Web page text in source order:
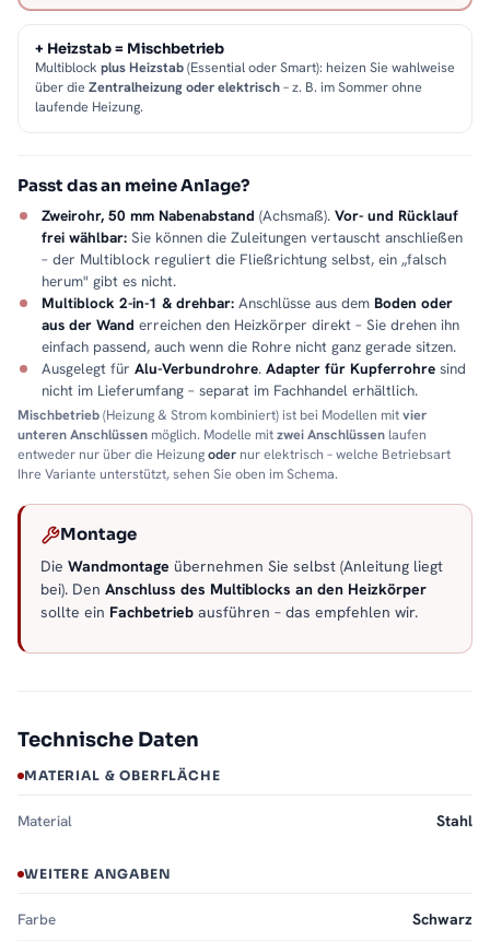
+ Heizstab = Mischbetrieb
Multiblock plus Heizstab(Essential oder Smart): heizen Sie wahlweise
über die Zentralheizung oder elektrisch– z. B. im Sommer ohne
laufende Heizung.
Passt das an meine Anlage?
Zweirohr, 50 mm Nabenabstand (Achsmaß). Vor- und Rücklauf
frei wählbar: Sie können die Zuleitungen vertauscht anschließen
– der Multiblock reguliert die Fließrichtung selbst, ein „falsch
herum" gibt es nicht.
Multiblock 2-in-1 & drehbar: Anschlüsse aus dem Boden oder
aus der Wand erreichen den Heizkörper direkt – Sie drehen ihn
einfach passend, auch wenn die Rohre nicht ganz gerade sitzen.
Ausgelegt für Alu-Verbundrohre. Adapter für Kupferrohre sind
nicht im Lieferumfang – separat im Fachhandel erhältlich.
Mischbetrieb(Heizung & Strom kombiniert) ist bei Modellen mitvier
unteren Anschlüssen möglich. Modelle mitzwei Anschlüssen laufen
entweder nur über die Heizungoder nur elektrisch – welche Betriebsart
Ihre Variante unterstützt, sehen Sie oben im Schema.
Montage
Die Wandmontage übernehmen Sie selbst (Anleitung liegt
bei). Den Anschluss des Multiblocks an den Heizkörper
sollte ein Fachbetrieb ausführen – das empfehlen wir.
Technische Daten
MATERIAL & OBERFLÄCHE
Material Stahl
WEITERE ANGABEN
Farbe Schwarz